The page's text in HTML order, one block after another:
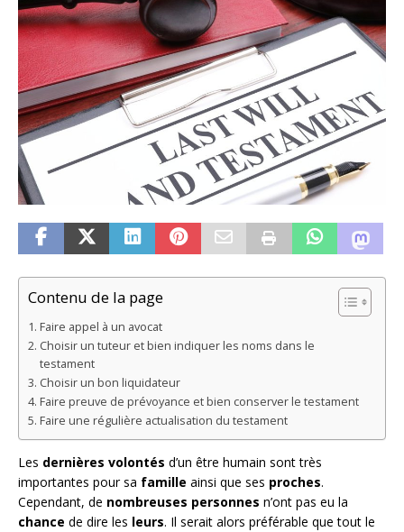
Contenu de la page
Faire appel à un avocat
Choisir un tuteur et bien indiquer les noms dans le
testament
Choisir un bon liquidateur
Faire preuve de prévoyance et bien conserver le testament
Faire une régulière actualisation du testament
Les dernières volontés d’un être humain sont très
importantes pour sa famille ainsi que ses proches.
Cependant, de nombreuses personnes n’ont pas eu la
chance de dire les leurs. Il serait alors préférable que tout le